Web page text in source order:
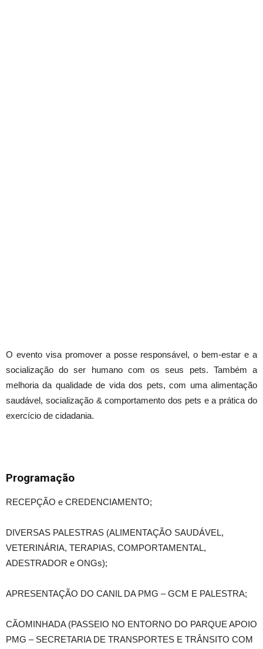
O evento visa promover a posse responsável, o bem-estar e a
socialização do ser humano com os seus pets. Também a
melhoria da qualidade de vida dos pets, com uma alimentação
saudável, socialização & comportamento dos pets e a prática do
exercício de cidadania.
Programação
RECEPÇÃO e CREDENCIAMENTO;
DIVERSAS PALESTRAS (ALIMENTAÇÃO SAUDÁVEL,
VETERINÁRIA, TERAPIAS, COMPORTAMENTAL,
ADESTRADOR e ONGs);
APRESENTAÇÃO DO CANIL DA PMG – GCM E PALESTRA;
CÃOMINHADA (PASSEIO NO ENTORNO DO PARQUE APOIO
PMG – SECRETARIA DE TRANSPORTES E TRÂNSITO COM